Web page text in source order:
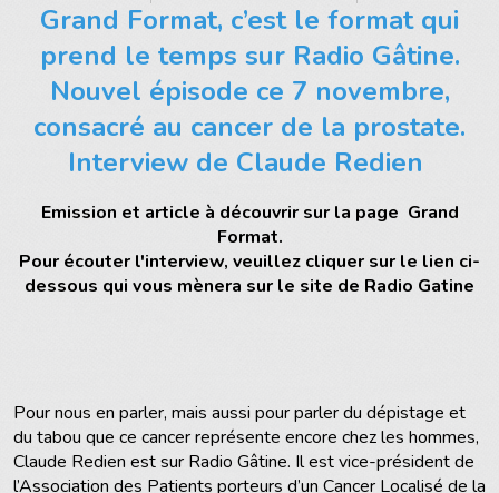
Grand Format, c’est le format qui
prend le temps sur Radio Gâtine.
Nouvel épisode ce 7 novembre,
consacré au cancer de la prostate.
Interview de Claude Redien
Emission et article à découvrir sur la page Grand
Format.
Pour écouter l'interview, veuillez cliquer sur le lien ci-
dessous qui vous mènera sur le site de Radio Gatine
Pour nous en parler, mais aussi pour parler du dépistage et
du tabou que ce cancer représente encore chez les hommes,
Claude Redien est sur Radio Gâtine. Il est vice-président de
l’Association des Patients porteurs d’un Cancer Localisé de la